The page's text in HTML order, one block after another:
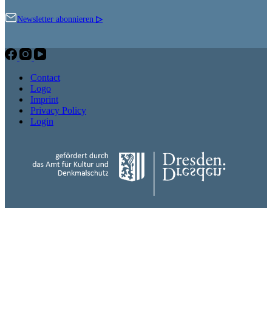
Newsletter abonnieren ▷
Contact
Logo
Imprint
Privacy Policy
Login